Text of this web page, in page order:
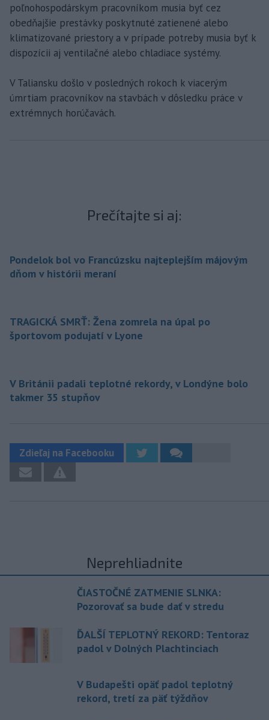
poľnohospodárskym pracovníkom musia byť cez
obedňajšie prestávky poskytnuté zatienené alebo
klimatizované priestory a v prípade potreby musia byť k
dispozícii aj ventilačné alebo chladiace systémy.
V Taliansku došlo v posledných rokoch k viacerým
úmrtiam pracovníkov na stavbách v dôsledku práce v
extrémnych horúčavách.
Prečítajte si aj:
Pondelok bol vo Francúzsku najteplejším májovým
dňom v histórii meraní
TRAGICKÁ SMRŤ: Žena zomrela na úpal po
športovom podujatí v Lyone
V Británii padali teplotné rekordy, v Londýne bolo
takmer 35 stupňov
Zdieľaj na Facebooku
Neprehliadnite
ČIASTOČNÉ ZATMENIE SLNKA:
Pozorovať sa bude dať v stredu
ĎALŠÍ TEPLOTNÝ REKORD: Tentoraz
padol v Dolných Plachtinciach
V Budapešti opäť padol teplotný
rekord, tretí za päť týždňov